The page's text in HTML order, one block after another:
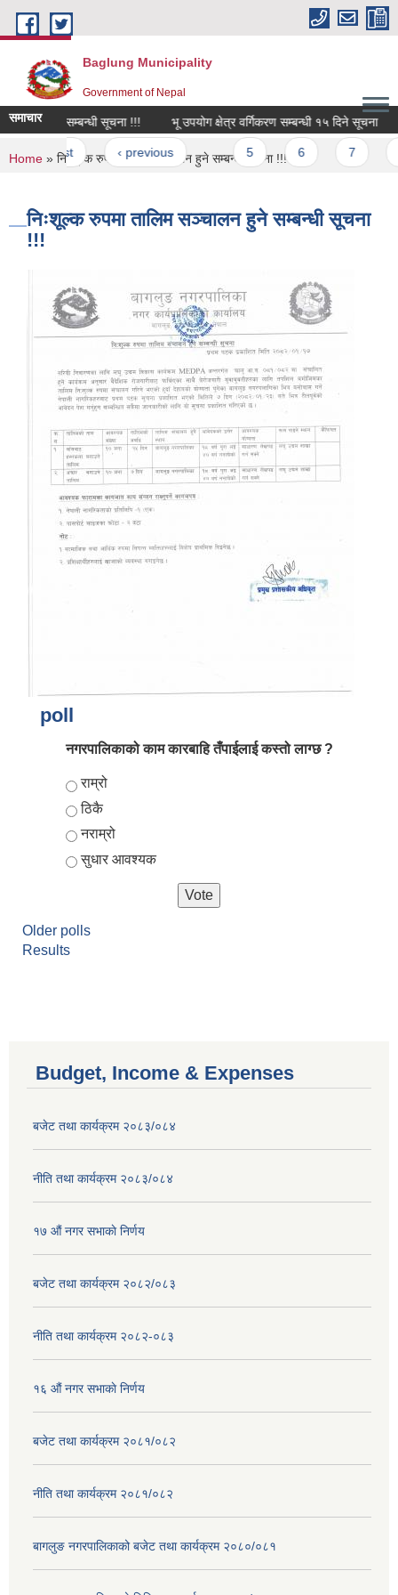
Skip to main content
Baglung Municipality
Government of Nepal
समाचार
अन्तरवार्ता सम्बन्धी सूचना !!! भू उपयोग क्षेत्र वर्गिकरण सम्बन्धी १५ दिने सूचना
Pages ‹ previous … 5 6
You are here
Home » निःशूल्क रुपमा तालिम सञ्चालन हुने सम्बन्धी सूचना !!!
निःशूल्क रुपमा तालिम सञ्चालन हुने सम्बन्धी सूचना
!!!
poll
नगरपालिकाको काम कारबाहि तँपाईलाई कस्तो लाग्छ ?
Choices
राम्रो
ठिकै
नराम्रो
सुधार आवश्यक
Older polls
Results
Budget, Income & Expenses
बजेट तथा कार्यक्रम २०८३/०८४
नीति तथा कार्यक्रम २०८३/०८४
१७ ‌‍औं नगर सभाकाे निर्णय
बजेट तथा कार्यक्रम २०८२/०८३
नीति तथा कार्यक्रम २०८२-०८३
१६ ‌औं नगर सभाकाे निर्णय
बजेट तथा कार्यक्रम २०८१/०८२
नीति तथा कार्यक्रम २०८१/०८२
बागलुङ नगरपालिकाको बजेट तथा कार्यक्रम २०८०/०८१